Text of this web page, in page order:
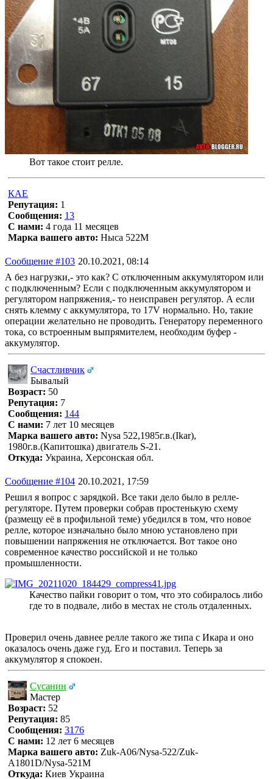
Вот такое стоит релле.
КАЕ
Репутация: 1
Сообщения: 13
С нами: 4 года 11 месяцев
Марка вашего авто: Ныса 522М
Сообщение #103 20.10.2021, 08:14
А без нагрузки,- это как? С отключенным аккумулятором или
с подключенным? Если с подключенным аккумулятором и
регулятором напряжения,- то неисправен регулятор. А если
снять клемму с аккумулятора, то 17V нормально. Но, такие
операции желательно не проводить. Генератору переменного
тока, со встроенным выпрямителем, необходим буфер -
аккумулятор.
Счастливчик
Бывалый
Возраст: 50
Репутация: 7
Сообщения: 144
С нами: 7 лет 10 месяцев
Марка вашего авто: Nysa 522,1985г.в.(Ikar),
1980г.в.(Капитошка) двигатель S-21.
Откуда: Украина, Херсонская обл.
Сообщение #104 20.10.2021, 17:59
Решил я вопрос с зарядкой. Все таки дело было в релле-
регуляторе. Путем проверки собрав простенькую схему
(размещу её в профильной теме) убедился в том, что новое
релле, которое изначально было мною установлено при
повышении напряжения не отключается. Вот такое оно
современное качество российской и не только
промышленности.
Качество пайки говорит о том, что это собиралось либо
где то в подвале, либо в местах не столь отдаленных.
Проверил очень давнее релле такого же типа с Икара и оно
оказалось очень даже гуд. Его и поставил. Теперь за
аккумулятор я спокоен.
Сусанин
Мастер
Возраст: 52
Репутация: 85
Сообщения: 3176
С нами: 12 лет 6 месяцев
Марка вашего авто: Zuk-A06/Nysa-522/Zuk-
A1801D/Nysa-521M
Откуда: Киев Украина